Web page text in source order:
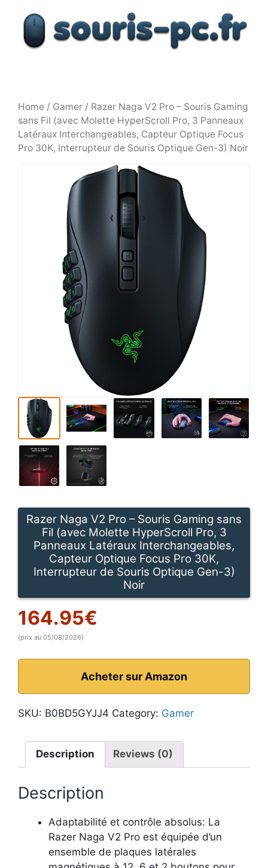
contenu
Home / Gamer / Razer Naga V2 Pro – Souris Gaming
sans Fil (avec Molette HyperScroll Pro, 3 Panneaux
Latéraux Interchangeables, Capteur Optique Focus
Pro 30K, Interrupteur de Souris Optique Gen-3) Noir
Razer Naga V2 Pro – Souris Gaming sans
Fil (avec Molette HyperScroll Pro, 3
Panneaux Latéraux Interchangeables,
Capteur Optique Focus Pro 30K,
Interrupteur de Souris Optique Gen-3)
Noir
164.95€
(prix au 05/08/2026)
Acheter sur Amazon
SKU: B0BD5GYJJ4 Category: Gamer
Description Reviews (0)
Description
Adaptabilité et contrôle absolus: La
Razer Naga V2 Pro est équipée d’un
ensemble de plaques latérales